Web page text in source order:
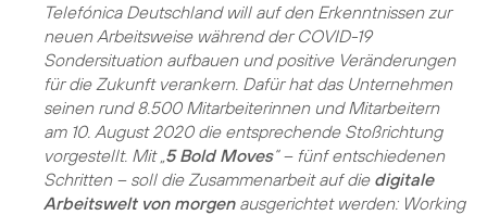
Telefónica Deutschland will auf den Erkenntnissen zur
neuen Arbeitsweise während der COVID-19
Sondersituation aufbauen und positive Veränderungen
für die Zukunft verankern. Dafür hat das Unternehmen
seinen rund 8.500 Mitarbeiterinnen und Mitarbeitern
am 10. August 2020 die entsprechende Stoßrichtung
vorgestellt. Mit „5 Bold Moves“ – fünf entschiedenen
Schritten – soll die Zusammenarbeit auf die digitale
Arbeitswelt von morgenausgerichtet werden: Working